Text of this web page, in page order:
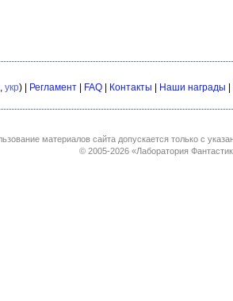
, укр) | Регламент FAQ Контакты Наши награды
материалов сайта допускается только с
© 2005-2026 «Лаборатория